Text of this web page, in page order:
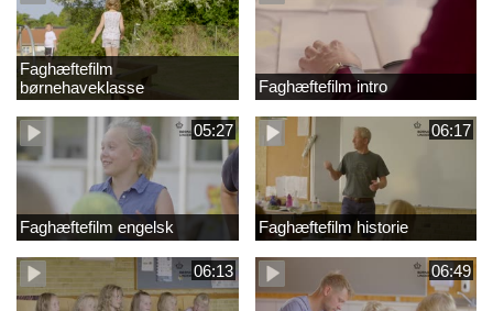
Faghæftefilm
børnehaveklasse
Faghæftefilm intro
05:27
Faghæftefilm engelsk
06:17
Faghæftefilm historie
06:13 06:49